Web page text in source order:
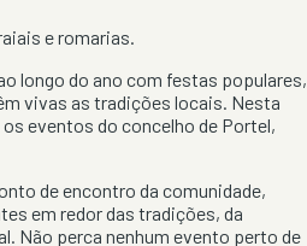
e romarias.
longo do ano com festas populares,
vivas as tradições locais. Nesta
eventos do concelho de Portel,
de encontro da comunidade,
em redor das tradições, da
Não perca nenhum evento perto de